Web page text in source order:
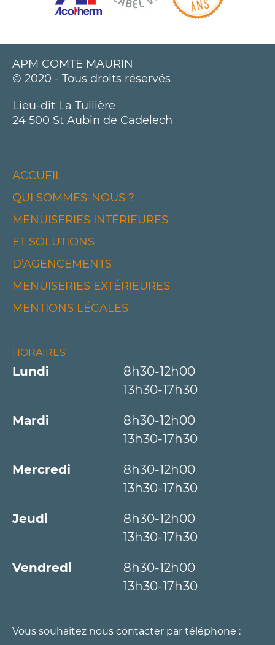
APM COMTE MAURIN
© 2020 - Tous droits réservés
Lieu-dit La Tuilière
24 500 St Aubin de Cadelech
ACCUEIL
QUI SOMMES-NOUS ?
MENUISERIES INTÉRIEURES
ET SOLUTIONS
D’AGENCEMENTS
MENUISERIES EXTÉRIEURES
MENTIONS LÉGALES
HORAIRES
Lundi
8h30-12h00
13h30-17h30
Mardi
8h30-12h00
13h30-17h30
Mercredi
8h30-12h00
13h30-17h30
Jeudi
8h30-12h00
13h30-17h30
Vendredi
8h30-12h00
13h30-17h30
Vous souhaitez nous contacter par téléphone :